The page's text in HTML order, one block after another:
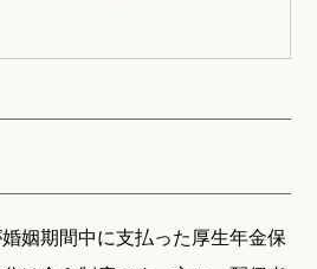
姻期間中に支払った厚生年金保